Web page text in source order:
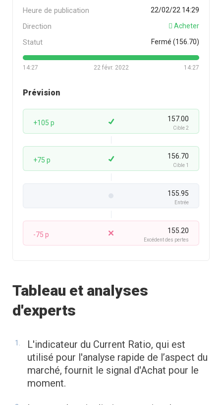
Heure de publication 22/02/22 14:29
Direction Acheter
Statut Fermé (156.70)
14:27 14:27
22 févr. 2022
Prévision
+105 p 157.00
Cible 2
+75 p 156.70
Cible 1
155.95
Entrée
-75 p 155.20
Excédent des pertes
Tableau et analyses
d'experts
L'indicateur du Current Ratio, qui est
utilisé pour l'analyse rapide de l’aspect du
marché, fournit le signal d'Achat pour le
moment.